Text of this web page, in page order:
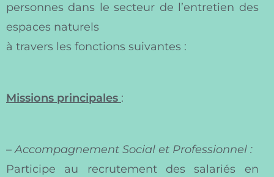
personnes dans le secteur de l’entretien des
espaces naturels
à travers les fonctions suivantes :
Missions principales :
–Accompagnement Social et Professionnel :
Participe au recrutement des salariés en